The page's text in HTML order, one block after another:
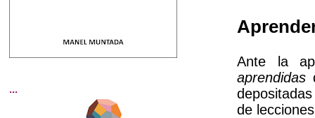
Ante la
aprendidas
de
...